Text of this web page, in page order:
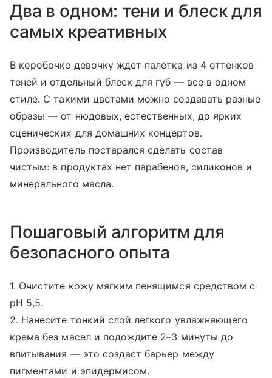
Два в одном: тени и блеск для
самых креативных
В коробочке девочку ждет палетка из 4 оттенков
теней и отдельный блеск для губ — все в одном
стиле. С такими цветами можно создавать разные
образы — от нюдовых, естественных, до ярких
сценических для домашних концертов.
Производитель постарался сделать состав
чистым: в продуктах нет парабенов, силиконов и
минерального масла.
Пошаговый алгоритм для
безопасного опыта
1. Очистите кожу мягким пенящимся средством с
pH 5,5.
2. Нанесите тонкий слой легкого увлажняющего
крема без масел и подождите 2–3 минуты до
впитывания — это создаст барьер между
пигментами и эпидермисом.